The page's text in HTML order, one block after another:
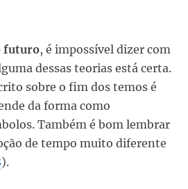
futuro, é impossível dizer com
dessas teorias está certa.
sobre o fim dos temos é
da forma como
Também é bom lembrar
de tempo muito diferente
).